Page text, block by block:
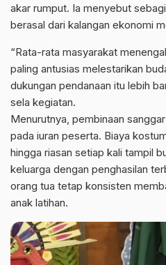
akar rumput. Ia menyebut
berasal dari kalangan ekonomi
“Rata-rata masyarakat
paling antusias melestarikan
dukungan pendanaan itu lebih
sela kegiatan.
Menurutnya, pembinaan
pada iuran peserta. Biaya
hingga riasan setiap kali tampil
keluarga dengan penghasilan
orang tua tetap konsisten
anak latihan.